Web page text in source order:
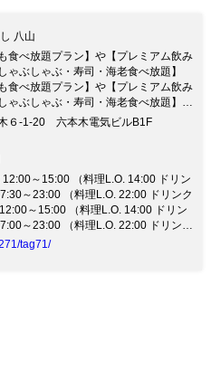
八山
食べ放題プラン】や【プレミアム飲み
ゃぶしゃぶ・寿司・海老食べ放題】
食べ放題プラン】や【プレミアム飲み
ゃぶしゃぶ・寿司・海老食べ放題】
よいよ温かい鍋のシーズンとなりま
放題プラン】や【プレミアム飲み放
ぶしゃぶ・寿司・海老食べ放題プラン
ゃぶ鍋をお楽しみいただけます。充
様から16名様までご利用いただけま
メニュー】ズワイ蟹と神戸牛しゃぶし
意しております。お早めにご予約をお
2020年1月1日（水）の営業はお休み
６-1-20 六本木電気ビルB1F
12:00～15:00 （料理L.O. 14:00 ドリン
～23:00 （料理L.O. 22:00 ドリンク
～15:00 （料理L.O. 14:00 ドリン
～23:00 （料理L.O. 22:00 ドリンク
日: 12:00～15:00 （料理L.O. 14:00
tag71/